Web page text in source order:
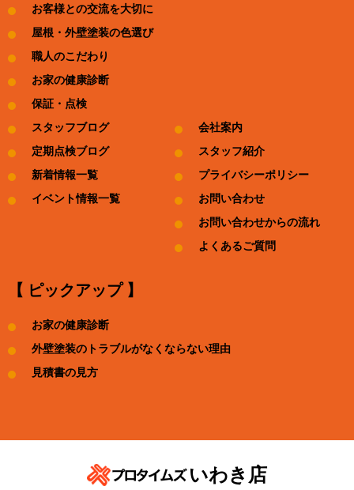
お客様との交流を大切に
屋根・外壁塗装の色選び
職人のこだわり
お家の健康診断
保証・点検
スタッフブログ
定期点検ブログ
新着情報一覧
イベント情報一覧
会社案内
スタッフ紹介
プライバシーポリシー
お問い合わせ
お問い合わせからの流れ
よくあるご質問
【 ピックアップ 】
お家の健康診断
外壁塗装のトラブルがなくならない理由
見積書の見方
いわき店